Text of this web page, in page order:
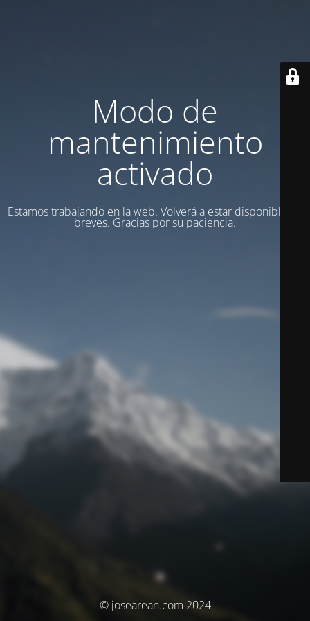
Modo de
mantenimiento
activado
Estamos trabajando en la web. Volverá a estar disponible en
breves. Gracias por su paciencia.
© josearean.com 2024